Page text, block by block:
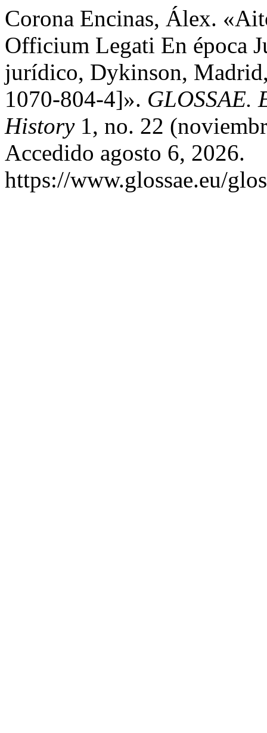
Corona Encinas, Álex.
Officium Legati En época
jurídico, Dykinson,
1070-804-4]». GLOSSAE.
History1, no. 22
Accedido agosto 6, 2026.
https://www.glossae.eu/